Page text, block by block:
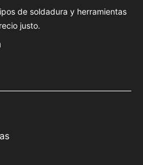
de soldadura y herramientas
justo.